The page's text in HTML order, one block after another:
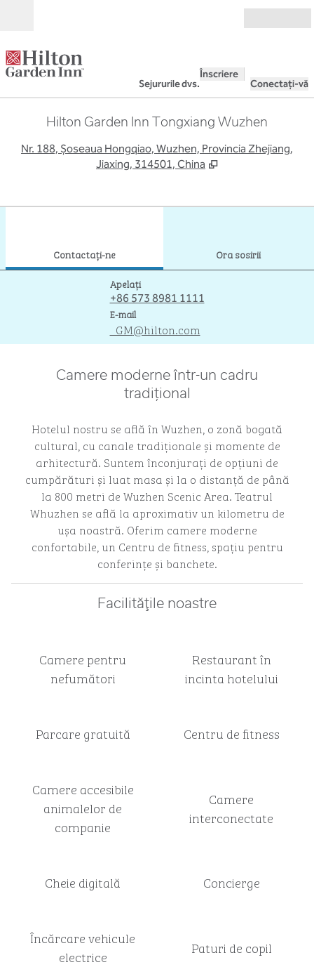
Sejururile dvs.
Înscriere
Conectați-vă
Hilton Garden Inn Tongxiang Wuzhen
Nr. 188, Șoseaua Hongqiao, Wuzhen, Provincia Zhejiang,
Jiaxing, 314501, China
Contactaţi-ne
Ora sosirii
Apelați
Apelare
+86 573 8981 1111
E-mail
E-mailDEQWZ
_GM@hilton.com
Camere moderne într-un cadru
tradițional
Hotelul nostru se află în Wuzhen, o zonă bogată
cultural, cu canale tradiționale și momente de
arhitectură. Suntem înconjurați de opțiuni de
cumpărături și luat masa și la o distanță de până
la 800 metri de Wuzhen Scenic Area. Teatrul
Whuzhen se află la aproximativ un kilometru de
ușa noastră. Oferim camere moderne
confortabile, un Centru de fitness, spațiu pentru
conferințe și banchete.
Facilităţile noastre
Camere pentru
nefumători
Restaurant în
incinta hotelului
Parcare gratuită Centru de fitness
Camere accesibile
animalelor de
companie
Camere
interconectate
Cheie digitală Concierge
Încărcare vehicule
electrice
Paturi de copil